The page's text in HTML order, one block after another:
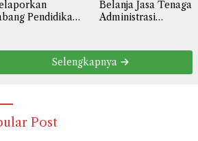
Pendidikan
Jaya
Anggaran
Personil
108,9
Belanja Jasa Tenaga
Administrasi
BPKAD Kota Bekasi
Transparan Ke
Publik
Selengkapnya
Post